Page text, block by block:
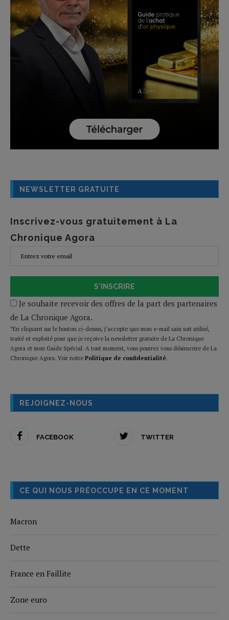
NEWSLETTER GRATUITE
Inscrivez-vous gratuitement à La
Chronique Agora
S'INSCRIRE
Je souhaite recevoir des offres de la part des partenaires
de La Chronique Agora.
*En cliquant sur le bouton ci-dessus, j’accepte que mon e-mail saisi soit utilisé,
traité et exploité pour que je reçoive la newsletter gratuite de La Chronique
Agora et mon Guide Spécial. A tout moment, vous pourrez vous désinscrire de La
Chronique Agora. Voir notre Politique de confidentialité.
REJOIGNEZ-NOUS
FACEBOOK TWITTER
CE QUI NOUS PRÉOCCUPE EN CE MOMENT
Macron
Dette
France en Faillite
Zone euro